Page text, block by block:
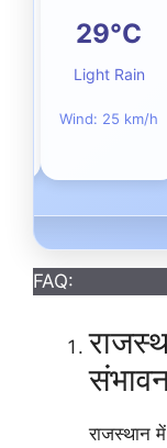
29°C
Light Rain
Wind: 25 km/h
FAQ:
राजस्थान